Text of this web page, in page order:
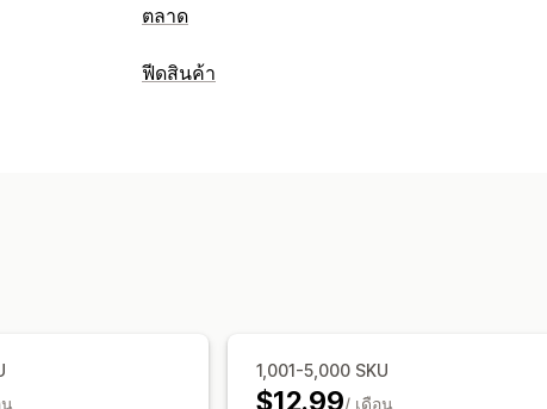
ตลาด
การจัดการการทำรายการสินค้า
ฟีดสินค้า
การตรวจสอบข้อผิดพลาด
ฟีดเ
การสนับสนุนสินค้าคงคลัง
การจัดการ GTIN
ไ
การปรับฟีดให้เหมาะสม
1,001-5,000 SKU
$12.99/ เดือน